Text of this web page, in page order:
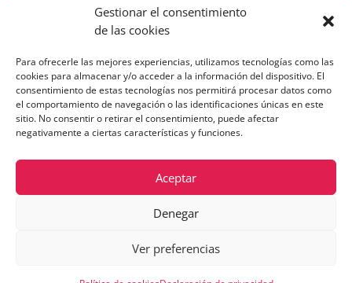
Gestionar el consentimiento
de las cookies
Para ofrecerle las mejores experiencias, utilizamos tecnologías como las
cookies para almacenar y/o acceder a la información del dispositivo. El
consentimiento de estas tecnologías nos permitirá procesar datos como
el comportamiento de navegación o las identificaciones únicas en este
sitio. No consentir o retirar el consentimiento, puede afectar
negativamente a ciertas características y funciones.
Aceptar
Denegar
Ver preferencias
Consulta els programes
finançats per la Unió Europea